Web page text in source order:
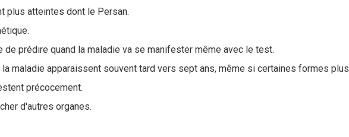
plus atteintes dont le Persan.
prédire quand la maladie va se manifester même avec le test.
maladie apparaissent souvent tard vers sept ans, même si certaines formes plus
précocement.
d'autres organes.